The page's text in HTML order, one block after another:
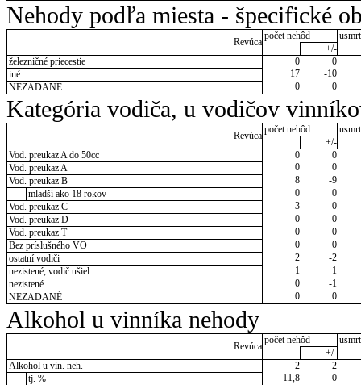
Nehody podľa miesta - špecifické
Revúca
počet nehôd
+/-
železničné priecestie
0
0
iné
17
-10
NEZADANÉ
0 0
Kategória vodiča, u vodičov
Revúca
počet nehôd
+/-
Vod. preukaz A do 50cc
0
0
Vod. preukaz A
0
0
Vod. preukaz B
8
-9
mladší ako 18 rokov
0
0
Vod. preukaz C
3
0
Vod. preukaz D
0
0
Vod. preukaz T
0
0
Bez príslušného VO
0
0
ostatní vodiči
2
-2
nezistené, vodič ušiel
1
1
nezistené
0
-1
NEZADANÉ
0 0
Alkohol u vinníka nehody
Revúca
počet nehôd
+/-
Alkohol u vin. neh.
2
2
tj. %
11,8 0